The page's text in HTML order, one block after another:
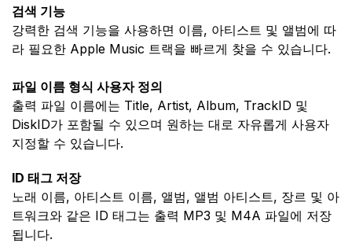
검색 기능
강력한 검색 기능을 사용하면 이름, 아티스트 및 앨범에 따
라 필요한 Apple Music 트랙을 빠르게 찾을 수 있습니다.
파일 이름 형식 사용자 정의
출력 파일 이름에는 Title, Artist, Album, TrackID 및
DiskID가 포함될 수 있으며 원하는 대로 자유롭게 사용자
지정할 수 있습니다.
ID 태그 저장
노래 이름, 아티스트 이름, 앨범, 앨범 아티스트, 장르 및 아
트워크와 같은 ID 태그는 출력 MP3 및 M4A 파일에 저장
됩니다.